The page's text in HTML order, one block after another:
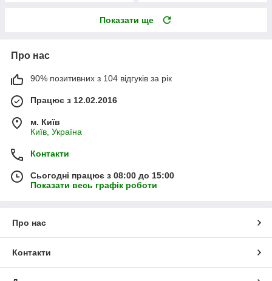
Показати ще
Про нас
90% позитивних з 104 відгуків за рік
Працює з 12.02.2016
м. Київ
Київ, Україна
Контакти
Сьогодні працює з 08:00 до 15:00
Показати весь графік роботи
Про нас
Контакти